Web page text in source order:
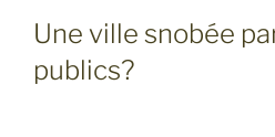
Une ville snobée
publics?